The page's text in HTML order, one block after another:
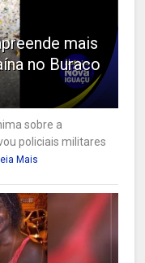
mais
no Buraco
sobre a
policiais militares
Mais